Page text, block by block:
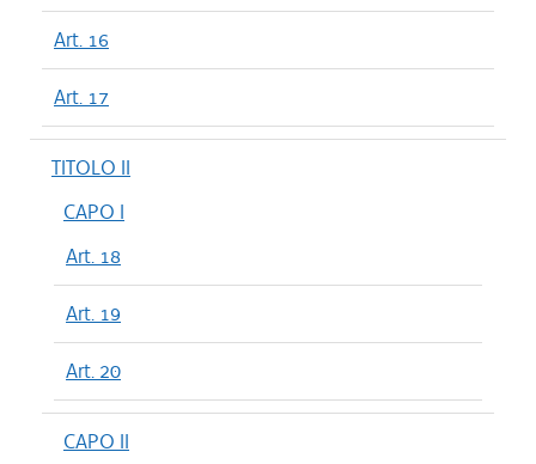
Art. 16
Art. 17
TITOLO II
CAPO I
Art. 18
Art. 19
Art. 20
CAPO II